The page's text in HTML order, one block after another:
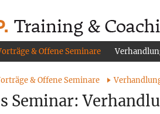
& Offene Seminare
& Offene Seminare
Seminar: